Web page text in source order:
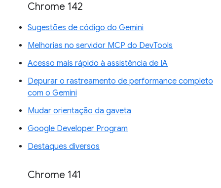
Chrome 142
Sugestões de código do Gemini
Melhorias no servidor MCP do DevTools
Acesso mais rápido à assistência de IA
Depurar o rastreamento de performance completo
com o Gemini
Mudar orientação da gaveta
Google Developer Program
Destaques diversos
Chrome 141